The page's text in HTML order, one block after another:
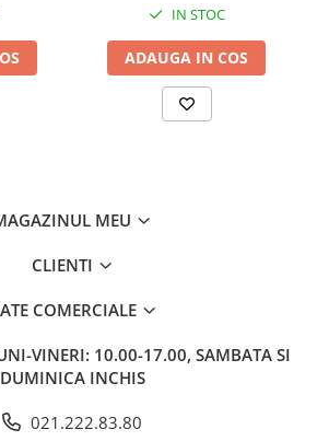
IN STOC
ADAUGA IN COS
MEU
CLIENTI
COMERCIALE
VINERI: 10.00-17.00, SAMBATA SI
DUMINICA INCHIS
021.222.83.80